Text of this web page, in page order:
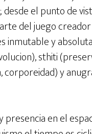
el punto de
del juego
inmutable y
sthiti
y
en el